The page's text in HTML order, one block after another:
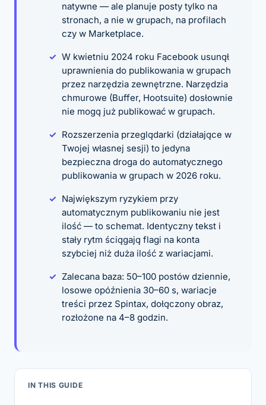
natywne — ale planuje posty tylko na
stronach, a nie w grupach, na profilach
czy w Marketplace.
W kwietniu 2024 roku Facebook usunął
uprawnienia do publikowania w grupach
przez narzędzia zewnętrzne. Narzędzia
chmurowe (Buffer, Hootsuite) dosłownie
nie mogą już publikować w grupach.
Rozszerzenia przeglądarki (działające w
Twojej własnej sesji) to jedyna
bezpieczna droga do automatycznego
publikowania w grupach w 2026 roku.
Największym ryzykiem przy
automatycznym publikowaniu nie jest
ilość — to schemat. Identyczny tekst i
stały rytm ściągają flagi na konta
szybciej niż duża ilość z wariacjami.
Zalecana baza: 50–100 postów dziennie,
losowe opóźnienia 30–60 s, wariacje
treści przez Spintax, dołączony obraz,
rozłożone na 4–8 godzin.
IN THIS GUIDE